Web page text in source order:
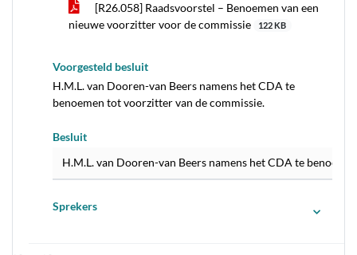
[R26.058] Raadsvoorstel – Benoemen van een
nieuwe voorzitter voor de commissie
122 KB
Voorgesteld besluit
H.M.L. van Dooren-van Beers namens het CDA te
benoemen tot voorzitter van de commissie.
Besluit
H.M.L. van Dooren-van Beers namens het CDA te
Sprekers